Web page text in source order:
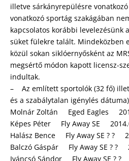
illetve sárkányrepülésre
vonatkozó sportág szakágában
kapcsolatos korábbi levelezésünk
süket fülekre talált. Mindeközben
közül sokan siklóernyősként az
megsértő módon kapott licensz-
indultak.
– Az említett sportolók (32 fő)
és a szabálytalan igénylés
Molnár Zoltán Eged Eagles
Képes Péter Fly Away SE
Halász Bence Fly Away SE ? ?
Balczó Gáspár Fly Away SE ? ?
Iváncsó Sándor Fly Away SE ? ?